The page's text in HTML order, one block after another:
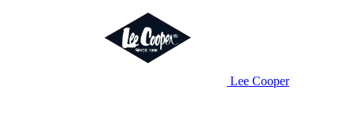
Lee Cooper